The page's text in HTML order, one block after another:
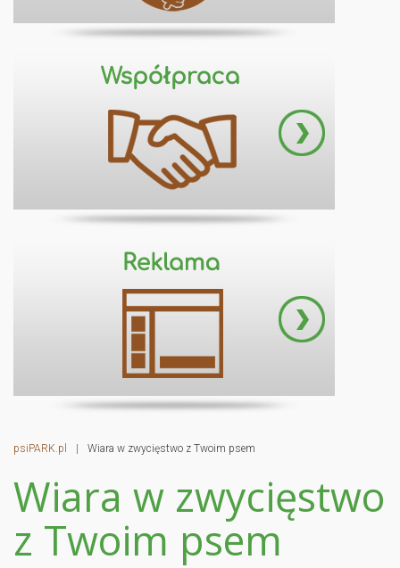
psiPARK.pl | Wiara w zwycięstwo z Twoim psem
Wiara w zwycięstwo
z Twoim psem